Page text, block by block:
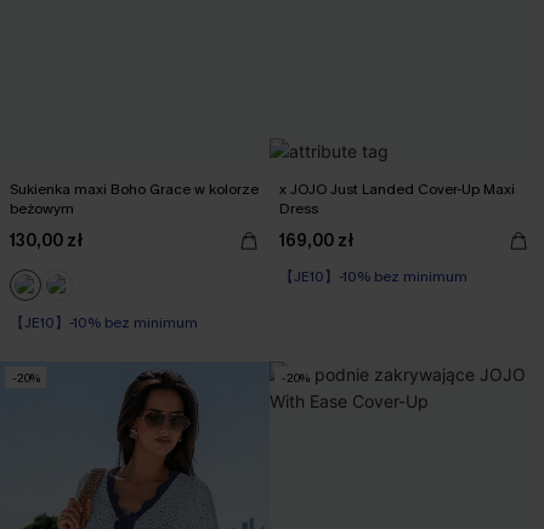
Sukienka maxi Boho Grace w kolorze
beżowym
130,00 zł
【JE10】-10% bez minimum
x JOJO Just Landed Cover-Up Maxi
Dress
169,00 zł
【JE10】-10% bez minimum
-20% -20%